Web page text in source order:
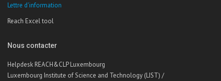
Lettre d'information
Reach Excel tool
Nous contacter
Helpdesk REACH&CLP Luxembourg
Luxembourg Institute of Science and Technology (LIST) /